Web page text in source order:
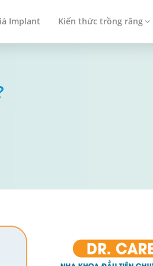
Implant Kiến thức trồng răng